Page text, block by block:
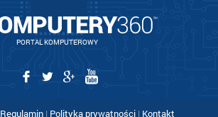
PORTAL KOMPUTEROWY
Regulamin | Polityka prywatności | Kontakt